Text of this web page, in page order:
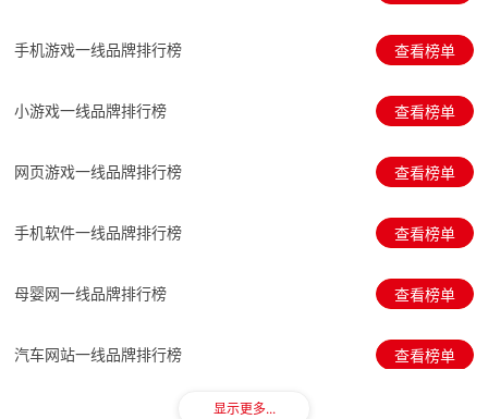
手机游戏一线品牌排行榜 查看榜单
小游戏一线品牌排行榜 查看榜单
网页游戏一线品牌排行榜 查看榜单
手机软件一线品牌排行榜 查看榜单
母婴网一线品牌排行榜 查看榜单
汽车网站一线品牌排行榜 查看榜单
显示更多...